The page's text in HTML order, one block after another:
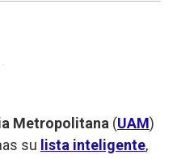
Metropolitana (UAM)
su lista inteligente,